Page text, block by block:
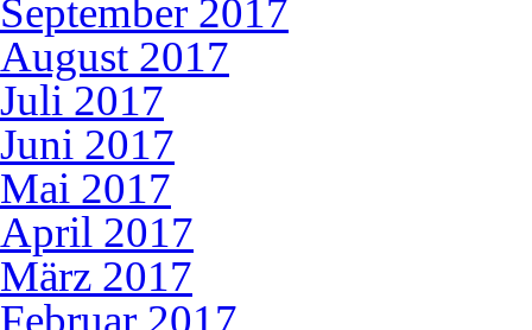
September 2017
August 2017
Juli 2017
Juni 2017
Mai 2017
April 2017
März 2017
Februar 2017